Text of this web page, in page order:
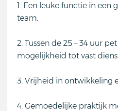
1. Een leuke functie in een
team.
2. Tussen de 25 – 34 uur
mogelijkheid tot vast
3. Vrijheid in ontwikkeling
4. Gemoedelijke praktijk